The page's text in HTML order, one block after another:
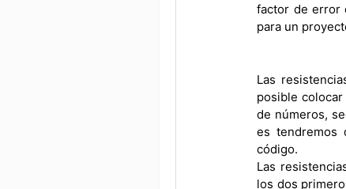
factor de error
para un
Las
posible
de números,
es tendremos
código.
Las
los dos